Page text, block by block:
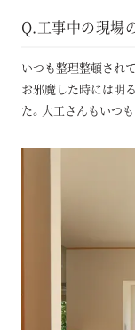
Q.工事中の現場
いつも整理整頓され
お邪魔した時には明
た。大工さんもいつ